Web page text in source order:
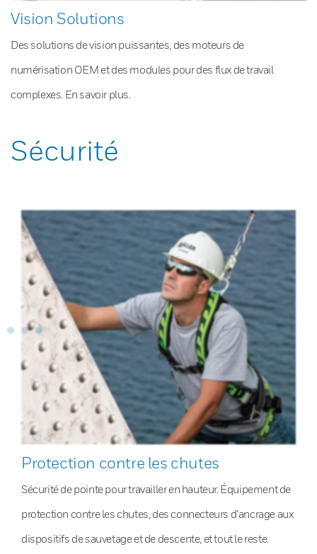
Vision Solutions
Des solutions de vision puissantes, des moteurs de
numérisation OEM et des modules pour des flux de travail
complexes. En savoir plus.
Sécurité
Protection contre les chutes
Sécurité de pointe pour travailler en hauteur. Équipement de
protection contre les chutes, des connecteurs d’ancrage aux
dispositifs de sauvetage et de descente, et tout le reste.